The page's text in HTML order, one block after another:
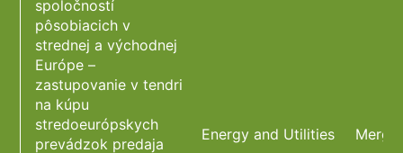
spoločností
pôsobiacich v
strednej a východnej
Európe –
zastupovanie v tendri
na kúpu
stredoeurópskych
prevádzok predaja
Energy and Utilities